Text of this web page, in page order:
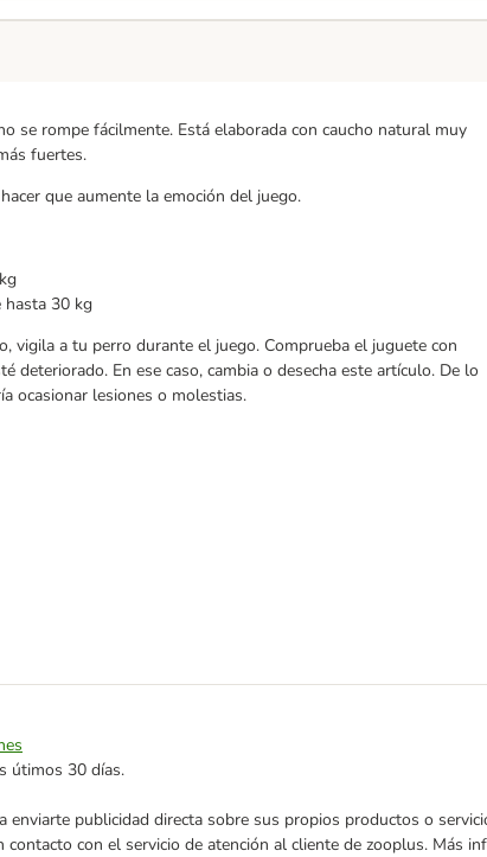
se rompe fácilmente. Está elaborada con caucho natural muy
fuertes.
que aumente la emoción del juego.
hasta 30 kg
vigila a tu perro durante el juego. Comprueba el juguete con
En ese caso, cambia o desecha este artículo. De lo
ocasionar lesiones o molestias.
útimos 30 días.
enviarte publicidad directa sobre sus propios productos o
con el servicio de atención al cliente de zooplus. Más